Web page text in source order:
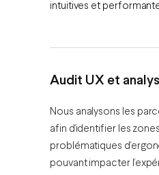
intuitives et
Audit UX et
Nous analysons les
afin d’identifier les
problématiques
pouvant impacter